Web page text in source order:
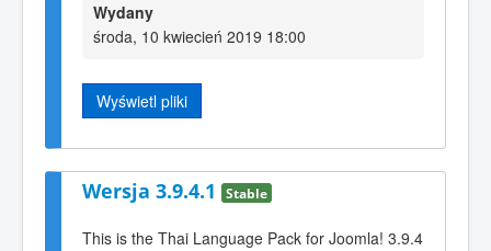
Wydany
środa, 10 kwiecień 2019 18:00
Wyświetl pliki
Wersja 3.9.4.1 Stable
This is the Thai Language Pack for Joomla! 3.9.4